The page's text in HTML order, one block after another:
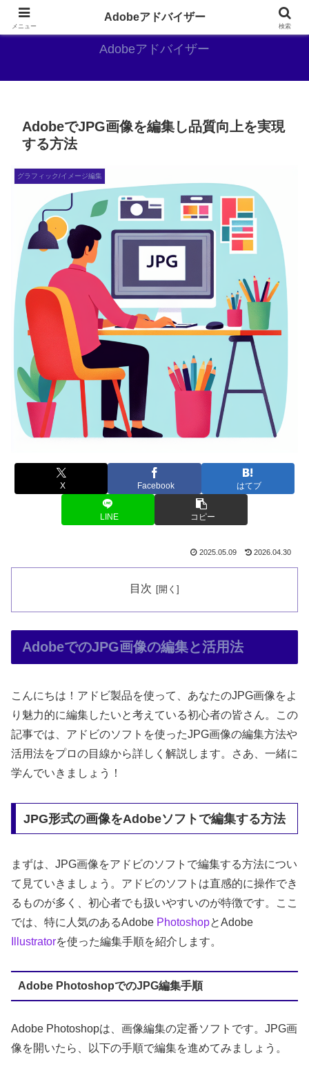
Adobe好きのAdobe推しブログ
Adobeアドバイザー
AdobeでJPG画像を編集し品質向上を実現
する方法
グラフィック/イメージ編集
X Facebook はてブ
LINE コピー
2025.05.09 2026.04.30
目次
AdobeでのJPG画像の編集と活用法
こんにちは！アドビ製品を使って、あなたのJPG画像をよ
り魅力的に編集したいと考えている初心者の皆さん。この
記事では、アドビのソフトを使ったJPG画像の編集方法や
活用法をプロの目線から詳しく解説します。さあ、一緒に
学んでいきましょう！
JPG形式の画像をAdobeソフトで編集する方法
まずは、JPG画像をアドビのソフトで編集する方法につい
て見ていきましょう。アドビのソフトは直感的に操作でき
るものが多く、初心者でも扱いやすいのが特徴です。ここ
では、特に人気のあるAdobe PhotoshopとAdobe
Illustratorを使った編集手順を紹介します。
Adobe PhotoshopでのJPG編集手順
Adobe Photoshopは、画像編集の定番ソフトです。JPG画
像を開いたら、以下の手順で編集を進めてみましょう。
メニュー
Adobeアドバイザー
検索